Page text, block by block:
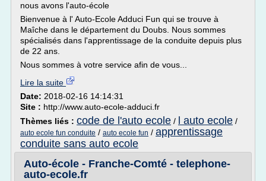
nous avons l'auto-école
Bienvenue à l' Auto-Ecole Adduci Fun qui se trouve à
Maîche dans le département du Doubs. Nous sommes
spécialisés dans l'apprentissage de la conduite depuis plus
de 22 ans.
Nous sommes à votre service afin de vous...
Lire la suite
Date: 2018-02-16 14:14:31
Site : http://www.auto-ecole-adduci.fr
Thèmes liés : code de l'auto ecole / l auto ecole /
auto ecole fun conduite / auto ecole fun / apprentissage
conduite sans auto ecole
Auto-école - Franche-Comté - telephone-
auto-ecole.fr